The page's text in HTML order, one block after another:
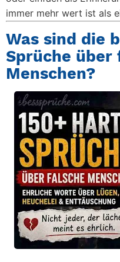
immer mehr wert ist als
Was sind die
Sprüche über
Menschen?